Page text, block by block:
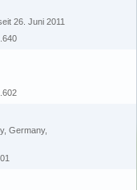
26. Juni 2011
Germany